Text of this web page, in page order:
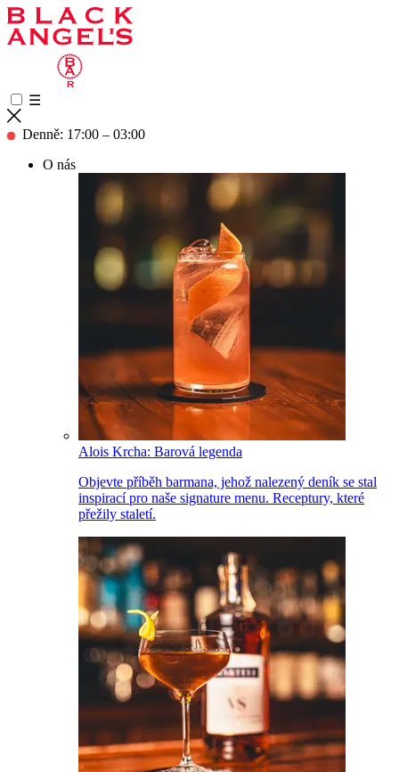
☰
Denně: 17:00 – 03:00
O nás
Alois Krcha: Barová legenda
Objevte příběh barmana, jehož nalezený deník se stal
inspirací pro naše signature menu. Receptury, které
přežily staletí.